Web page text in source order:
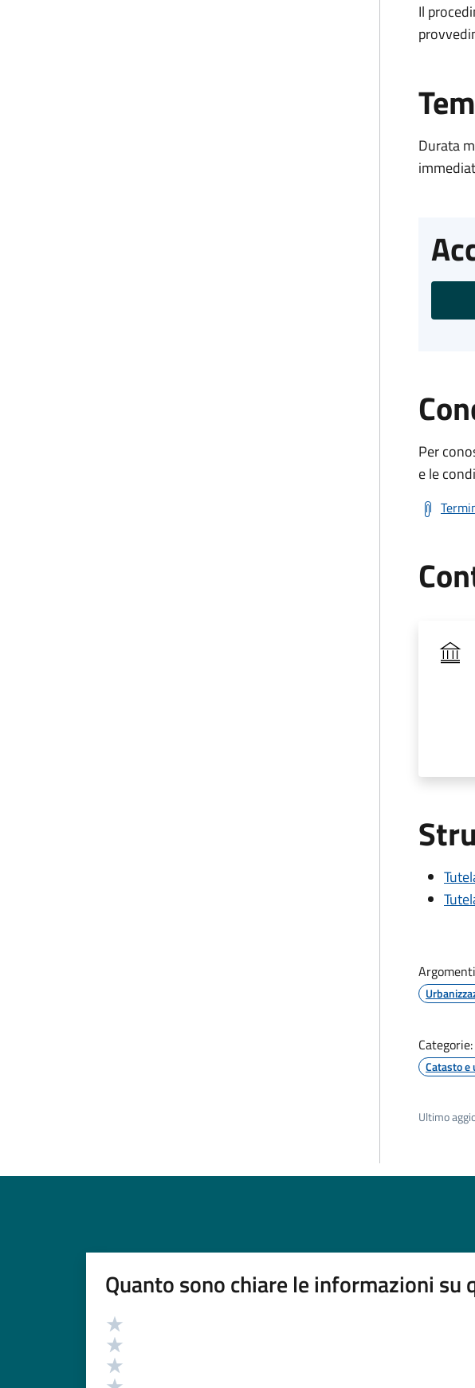
Il
Durata
Per
e le
Categorie:
Catasto
Ultimo
Quanto sono chiare le informazioni su
Valutazione